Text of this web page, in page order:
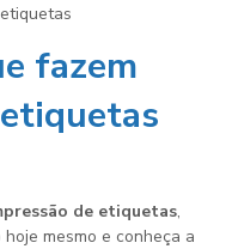
fazem
de etiquetas,
mesmo e conheça a